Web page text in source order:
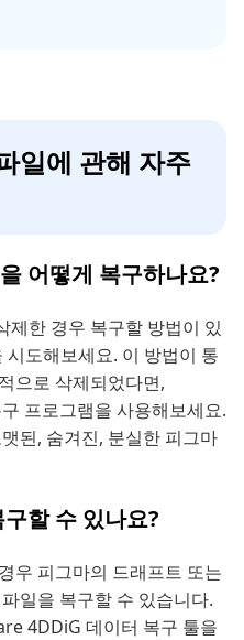
일에 관해 자주
어떻게 복구하나요?
제한 경우 복구할 방법이 있
도해보세요. 이 방법이 통
으로 삭제되었다면,
프로그램을 사용해보세요.
된, 숨겨진, 분실한 피그마
할 수 있나요?
우 피그마의 드래프트 또는
일을 복구할 수 있습니다.
4DDiG 데이터 복구 툴을